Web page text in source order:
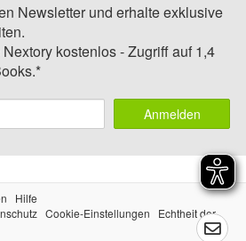
Newsletter und erhalte exklusive
kostenlos - Zugriff auf 1,4
Anmelden
Hilfe
Cookie-Einstellungen
Echtheit der